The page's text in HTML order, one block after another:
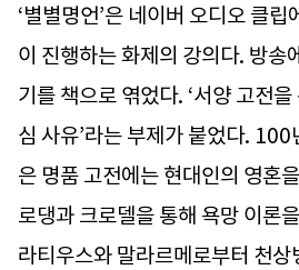
‘별별명언’은 네이버 오디오 클
이 진행하는 화제의 강의다. 방송
기를 책으로 엮었다. ‘서양 고전
심 사유’라는 부제가 붙었다.
은 명품 고전에는 현대인의 영혼
로댕과 크로델을 통해 욕망 이론
라티우스와 말라르메로부터 천